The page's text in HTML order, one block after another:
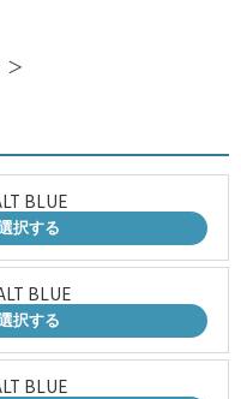
＞
BLUE
択する
BLUE
択する
BLUE